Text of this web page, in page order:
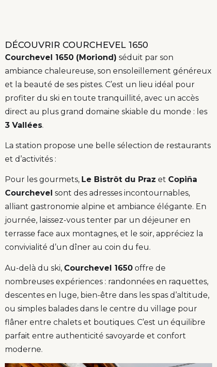
DÉCOUVRIR COURCHEVEL 1650
Courchevel 1650 (Moriond) séduit par son
ambiance chaleureuse, son ensoleillement généreux
et la beauté de ses pistes. C’est un lieu idéal pour
profiter du ski en toute tranquillité, avec un accès
direct au plus grand domaine skiable du monde : les
3 Vallées.
La station propose une belle sélection de restaurants
et d’activités :
Pour les gourmets, Le Bistrôt du Praz et Copiña
Courchevel sont des adresses incontournables,
alliant gastronomie alpine et ambiance élégante. En
journée, laissez-vous tenter par un déjeuner en
terrasse face aux montagnes, et le soir, appréciez la
convivialité d’un dîner au coin du feu.
Au-delà du ski, Courchevel 1650 offre de
nombreuses expériences : randonnées en raquettes,
descentes en luge, bien-être dans les spas d’altitude,
ou simples balades dans le centre du village pour
flâner entre chalets et boutiques. C’est un équilibre
parfait entre authenticité savoyarde et confort
moderne.